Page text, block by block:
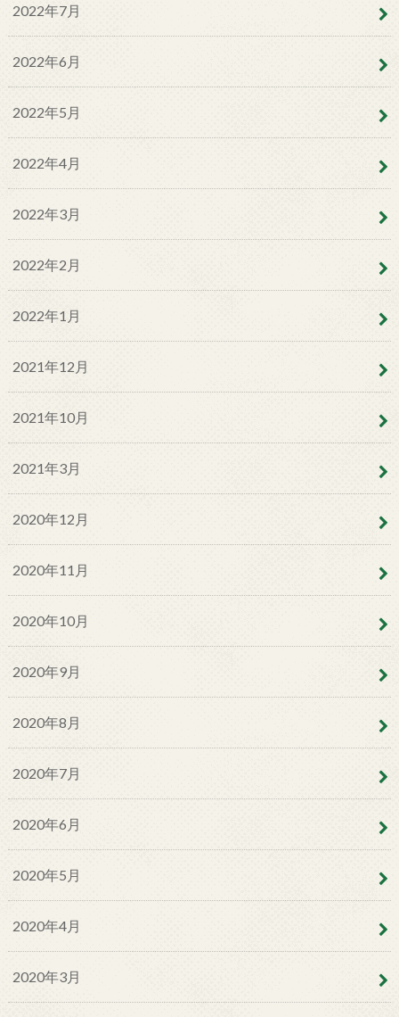
2022年7月
2022年6月
2022年5月
2022年4月
2022年3月
2022年2月
2022年1月
2021年12月
2021年10月
2021年3月
2020年12月
2020年11月
2020年10月
2020年9月
2020年8月
2020年7月
2020年6月
2020年5月
2020年4月
2020年3月